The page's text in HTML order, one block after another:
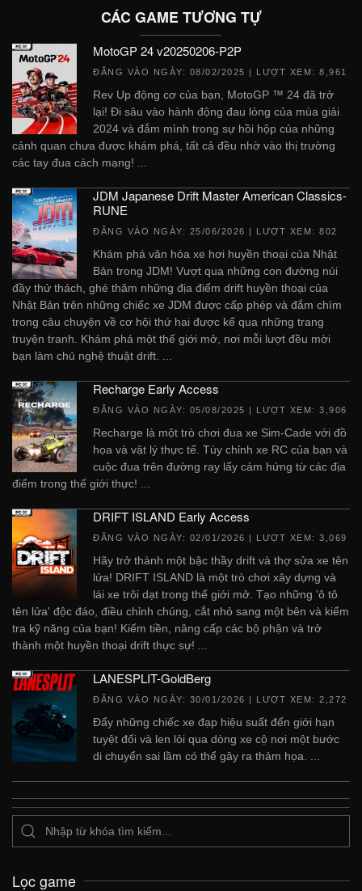
CÁC GAME TƯƠNG TỰ
MotoGP 24 v20250206-P2P
ĐĂNG VÀO NGÀY: 08/02/2025 | LƯỢT XEM: 8,961
Rev Up động cơ của bạn, MotoGP ™ 24 đã trở
lại! Đi sâu vào hành động đau lòng của mùa giải
2024 và đắm mình trong sự hồi hộp của những
cảnh quan chưa được khám phá, tất cả đều nhờ vào thị trường
các tay đua cách mạng! ...
JDM Japanese Drift Master American Classics-
RUNE
ĐĂNG VÀO NGÀY: 25/06/2026 | LƯỢT XEM: 802
Khám phá văn hóa xe hơi huyền thoại của Nhật
Bản trong JDM! Vượt qua những con đường núi
đầy thử thách, ghé thăm những địa điểm drift huyền thoại của
Nhật Bản trên những chiếc xe JDM được cấp phép và đắm chìm
trong câu chuyện về cơ hội thứ hai được kể qua những trang
truyện tranh. Khám phá một thế giới mở, nơi mỗi lượt đều mời
bạn làm chủ nghệ thuật drift. ...
Recharge Early Access
ĐĂNG VÀO NGÀY: 05/08/2025 | LƯỢT XEM: 3,906
Recharge là một trò chơi đua xe Sim-Cade với đồ
họa và vật lý thực tế. Tùy chỉnh xe RC của bạn và
cuộc đua trên đường ray lấy cảm hứng từ các địa
điểm trong thế giới thực! ...
DRIFT ISLAND Early Access
ĐĂNG VÀO NGÀY: 02/01/2026 | LƯỢT XEM: 3,069
Hãy trở thành một bậc thầy drift và thợ sửa xe tên
lửa! DRIFT ISLAND là một trò chơi xây dựng và
lái xe trôi dạt trong thế giới mở. Tạo những 'ô tô
tên lửa' độc đáo, điều chỉnh chúng, cắt nhỏ sang một bên và kiểm
tra kỹ năng của bạn! Kiếm tiền, nâng cấp các bộ phận và trở
thành một huyền thoại drift thực sự! ...
LANESPLIT-GoldBerg
ĐĂNG VÀO NGÀY: 30/01/2026 | LƯỢT XEM: 2,272
Đẩy những chiếc xe đạp hiệu suất đến giới hạn
tuyệt đối và len lỏi qua dòng xe cộ nơi một bước
di chuyển sai lầm có thể gây ra thảm họa. ...
Lọc game